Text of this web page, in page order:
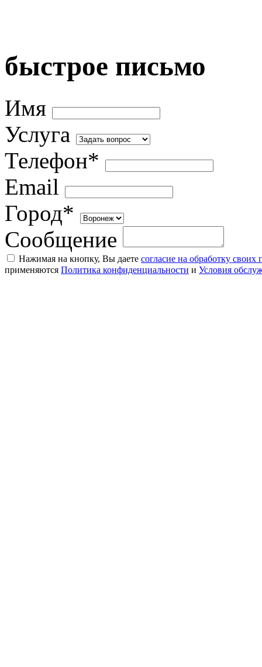
быстрое письмо
Имя
Услуга
Телефон*
Email
Город*
Сообщение
Нажимая на кнопку, Вы даете согласие на обработку
применяются Политика конфиденциальности и Условия